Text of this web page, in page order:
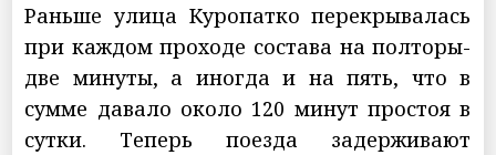
Раньше улица Куропатко перекрывалась
при каждом проходе состава на полторы-
две минуты, а иногда и на пять, что в
сумме давало около 120 минут простоя в
сутки. Теперь поезда задерживают